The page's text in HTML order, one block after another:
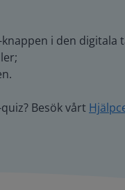
i den digitala
Besök vårt